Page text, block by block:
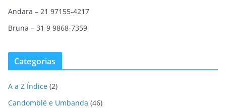
Andara – 21 97155-4217
Bruna – 31 9 9868-7359
Categorias
A a Z Índice (2)
Candomblé e Umbanda (46)